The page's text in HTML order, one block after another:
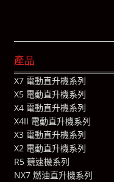
產品
X7 電動直升機系列
X5 電動直升機系列
X4 電動直升機系列
X4II 電動直升機系列
X3 電動直升機系列
X2 電動直升機系列
R5 競速機系列
NX7 燃油直升機系列